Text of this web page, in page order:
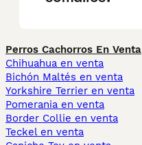
Perros Cachorros En Venta
Chihuahua en venta
Bichón Maltés en venta
Yorkshire Terrier en venta
Pomerania en venta
Border Collie en venta
Teckel en venta